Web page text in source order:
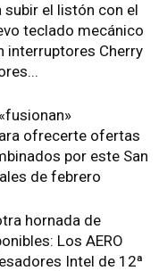
subir el listón con el
teclado mecánico
interruptores Cherry
ofrecerte ofertas
por este San
de febrero
hornada de
Los AERO
Intel de 12ª